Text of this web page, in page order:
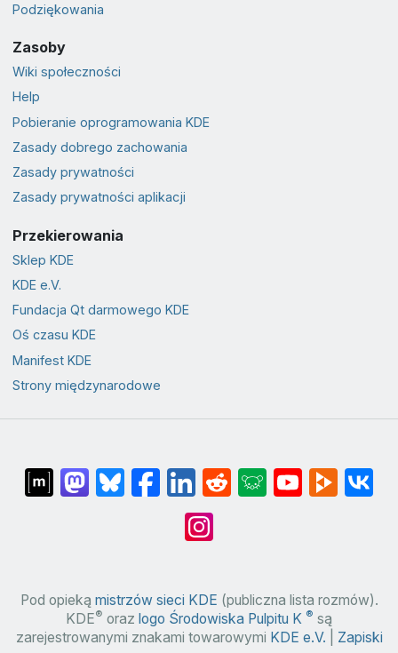
Podziękowania
Zasoby
Wiki społeczności
Help
Pobieranie oprogramowania KDE
Zasady dobrego zachowania
Zasady prywatności
Zasady prywatności aplikacji
Przekierowania
Sklep KDE
KDE e.V.
Fundacja Qt darmowego KDE
Oś czasu KDE
Manifest KDE
Strony międzynarodowe
Pod opieką mistrzów sieci KDE (publiczna lista rozmów).
KDE® oraz logo Środowiska Pulpitu K ® są
zarejestrowanymi znakami towarowymi KDE e.V.
Zapiski